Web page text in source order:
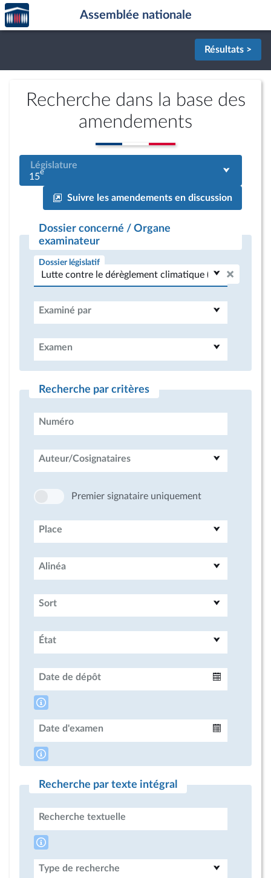
Aller au contenu
Aller en bas de la page
Accèder
à la
page
Assemblée nationale
Résultats >
Recherche dans la base des
amendements
Législature
15e
Suivre les amendements en discussion
Dossier concerné / Organe
examinateur
Dossier législatif
Examiné par
Examen
Recherche par critères
Numéro
Auteur/Cosignataires
Premier signataire uniquement
Place
Alinéa
Sort
État
Date de dépôt
Date d'examen
Recherche par texte intégral
Recherche textuelle
Type de recherche